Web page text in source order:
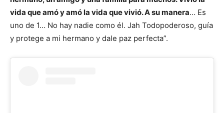
vida que amó y amó la vida que vivió. A su manera… Es
uno de 1… No hay nadie como él. Jah Todopoderoso, guía
y protege a mi hermano y dale paz perfecta”.